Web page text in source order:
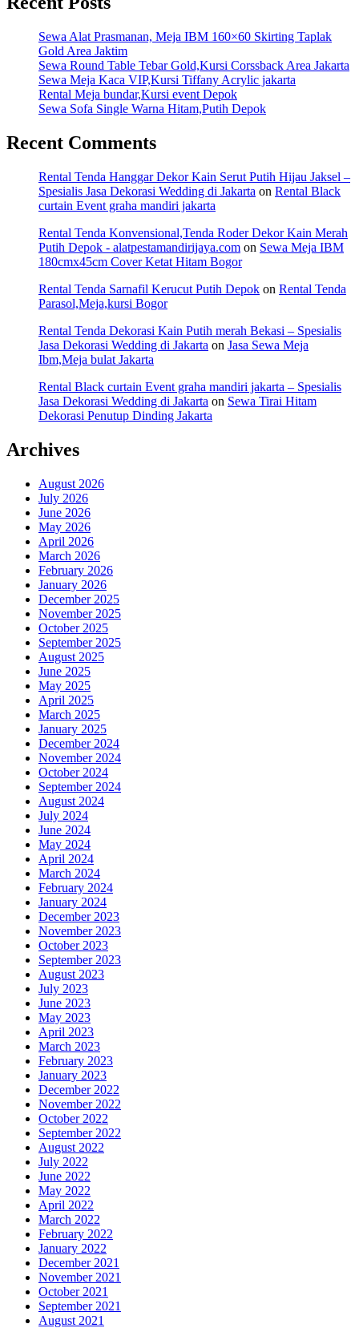
Sewa Alat Prasmanan, Meja IBM 160×60 Skirting Taplak
Gold Area Jaktim
Sewa Round Table Tebar Gold,Kursi Corssback Area Jakarta
Sewa Meja Kaca VIP,Kursi Tiffany Acrylic jakarta
Rental Meja bundar,Kursi event Depok
Sewa Sofa Single Warna Hitam,Putih Depok
Recent Comments
Rental Tenda Hanggar Dekor Kain Serut Putih Hijau Jaksel –
Spesialis Jasa Dekorasi Wedding di Jakarta on Rental Black
curtain Event graha mandiri jakarta
Rental Tenda Konvensional,Tenda Roder Dekor Kain Merah
Putih Depok - alatpestamandirijaya.com on Sewa Meja IBM
180cmx45cm Cover Ketat Hitam Bogor
Rental Tenda Sarnafil Kerucut Putih Depok on Rental Tenda
Parasol,Meja,kursi Bogor
Rental Tenda Dekorasi Kain Putih merah Bekasi – Spesialis
Jasa Dekorasi Wedding di Jakarta on Jasa Sewa Meja
Ibm,Meja bulat Jakarta
Rental Black curtain Event graha mandiri jakarta – Spesialis
Jasa Dekorasi Wedding di Jakarta on Sewa Tirai Hitam
Dekorasi Penutup Dinding Jakarta
Archives
August 2026
July 2026
June 2026
May 2026
April 2026
March 2026
February 2026
January 2026
December 2025
November 2025
October 2025
September 2025
August 2025
June 2025
May 2025
April 2025
March 2025
January 2025
December 2024
November 2024
October 2024
September 2024
August 2024
July 2024
June 2024
May 2024
April 2024
March 2024
February 2024
January 2024
December 2023
November 2023
October 2023
September 2023
August 2023
July 2023
June 2023
May 2023
April 2023
March 2023
February 2023
January 2023
December 2022
November 2022
October 2022
September 2022
August 2022
July 2022
June 2022
May 2022
April 2022
March 2022
February 2022
January 2022
December 2021
November 2021
October 2021
September 2021
August 2021